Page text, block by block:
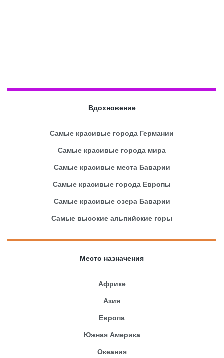
Вдохновение
Самые красивые города Германии
Самые красивые города мира
Самые красивые места Баварии
Самые красивые города Европы
Самые красивые озера Баварии
Самые высокие альпийские горы
Место назначения
Африке
Азия
Европа
Южная Америка
Океания